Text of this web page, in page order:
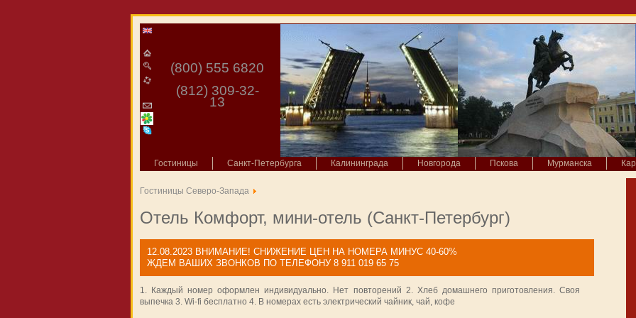
(800) 555 6820
(812) 309-32-
13
Гостиницы Санкт-Петербурга Калининграда Новгорода Пскова Мурманска
Гостиницы Северо-Запада
Отель Комфорт, мини-отель (Санкт-Петербург)
12.08.2023 ВНИМАНИЕ! СНИЖЕНИЕ ЦЕН НА НОМЕРА МИНУС 40-60%
ЖДЕМ ВАШИХ ЗВОНКОВ ПО ТЕЛЕФОНУ 8 911 019 65 75
1. Каждый номер оформлен индивидуально. Нет повторений 2. Хлеб домашнего приготовления. Своя
выпечка 3. Wi-fi бесплатно 4. В номерах есть электрический чайник, чай, кофе